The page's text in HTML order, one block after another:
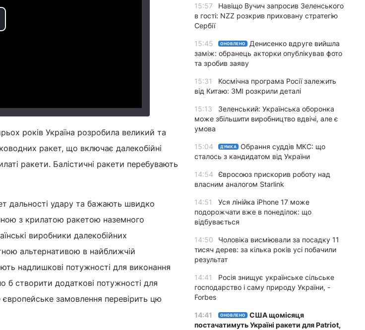
років Україна розробила великий та
ракет, що включає далекобійні
ракети. Балістичні ракети перебувають
дальності удару та бажають швидко
з крилатою ракетою наземного
виробники далекобійних
альтернативою в найближчій
надлишкові потужності для виконання
створити додаткові потужності для
замовлення перевірить цю
15:57
Навіщо Вучич запросив Зеленського
в гості: NZZ розкрив приховану стратегію
Сербії
15:45 ОНОВЛЕНО
Денисенко вдруге вийшла
заміж: обранець акторки опублікував фото
та зробив заяву
15:31
Космічна програма Росії залежить
від Китаю: ЗМІ розкрили деталі
15:13
Зеленський: Українська оборонка
може збільшити виробництво вдвічі, але є
умова
15:04 ДУМКА
Обрання суддів МКС: що
сталось з кандидатом від України
14:54
Євросоюз прискорив роботу над
власним аналогом Starlink
14:51
Уся лінійка iPhone 17 може
подорожчати вже в понеділок: що
відбувається
14:50
Чоловіка висміювали за посадку 11
тисяч дерев: за кілька років усі побачили
результат
14:41
Росія знищує українське сільське
господарство і саму природу України, -
Forbes
14:41 ОНОВЛЕНО
США щомісяця
постачатимуть Україні ракети для Patriot,